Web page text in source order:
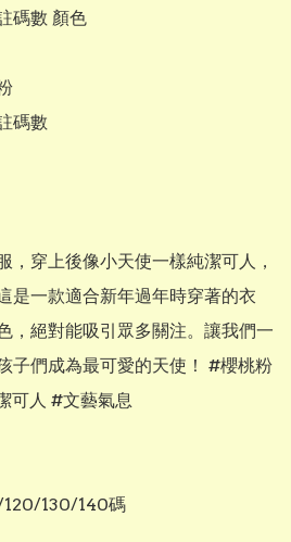
碼數 顏色
碼數
，穿上後像小天使一樣純潔可人，
是一款適合新年過年時穿著的衣
，絕對能吸引眾多關注。讓我們一
子們成為最可愛的天使！ #櫻桃粉
可人 #文藝氣息
130/140碼